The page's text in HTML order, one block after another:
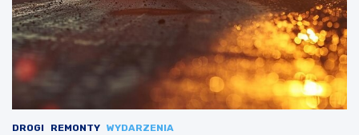
DROGI REMONTY WYDARZENIA